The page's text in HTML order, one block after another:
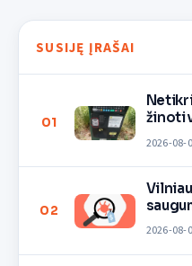
SUSIJĘ ĮRAŠAI
01
žinoti
2026-08-
02
2026-08-